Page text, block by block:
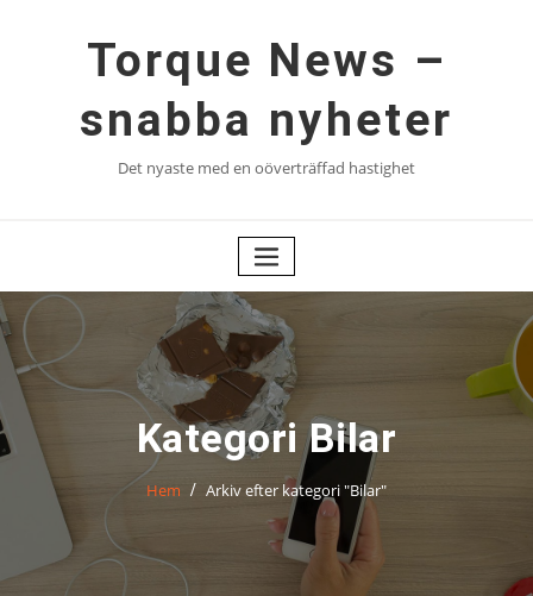
Torque News –
snabba nyheter
Det nyaste med en oöverträffad hastighet
Kategori Bilar
Hem Arkiv efter kategori "Bilar"